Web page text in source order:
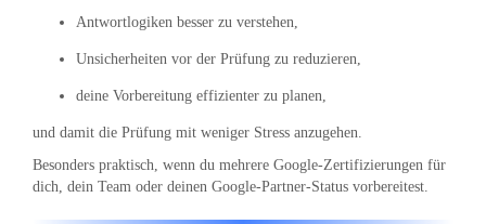
Antwortlogiken besser zu verstehen,
Unsicherheiten vor der Prüfung zu reduzieren,
deine Vorbereitung effizienter zu planen,
und damit die Prüfung mit weniger Stress anzugehen.
Besonders praktisch, wenn du mehrere Google-Zertifizierungen für
dich, dein Team oder deinen Google-Partner-Status vorbereitest.